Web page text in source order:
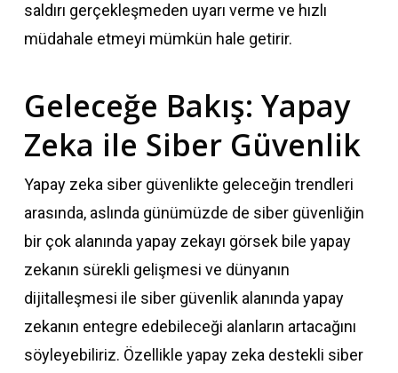
saldırı gerçekleşmeden uyarı verme ve hızlı
müdahale etmeyi mümkün hale getirir.
Geleceğe Bakış: Yapay
Zeka ile Siber Güvenlik
Yapay zeka siber güvenlikte geleceğin trendleri
arasında, aslında günümüzde de siber güvenliğin
bir çok alanında yapay zekayı görsek bile yapay
zekanın sürekli gelişmesi ve dünyanın
dijitalleşmesi ile siber güvenlik alanında yapay
zekanın entegre edebileceği alanların artacağını
söyleyebiliriz. Özellikle yapay zeka destekli siber